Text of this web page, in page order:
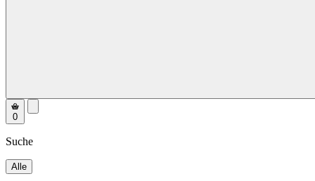
0
Suche
Alle